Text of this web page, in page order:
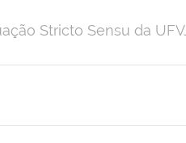
Stricto Sensu da